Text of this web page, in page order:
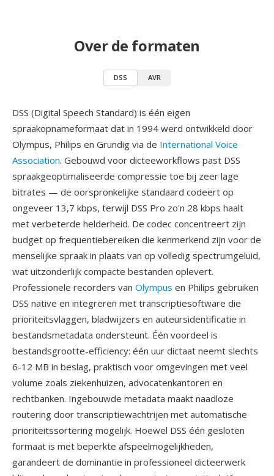
Over de formaten
DSS AVR
DSS (Digital Speech Standard) is één eigen
spraakopnameformaat dat in 1994 werd ontwikkeld door
Olympus, Philips en Grundig via de International Voice
Association. Gebouwd voor dicteeworkflows past DSS
spraakgeoptimaliseerde compressie toe bij zeer lage
bitrates — de oorspronkelijke standaard codeert op
ongeveer 13,7 kbps, terwijl DSS Pro zo'n 28 kbps haalt
met verbeterde helderheid. De codec concentreert zijn
budget op frequentiebereiken die kenmerkend zijn voor de
menselijke spraak in plaats van op volledig spectrumgeluid,
wat uitzonderlijk compacte bestanden oplevert.
Professionele recorders van Olympus en Philips gebruiken
DSS native en integreren met transcriptiesoftware die
prioriteitsvlaggen, bladwijzers en auteursidentificatie in
bestandsmetadata ondersteunt. Één voordeel is
bestandsgrootte-efficiency: één uur dictaat neemt slechts
6-12 MB in beslag, praktisch voor omgevingen met veel
volume zoals ziekenhuizen, advocatenkantoren en
rechtbanken. Ingebouwde metadata maakt naadloze
routering door transcriptiewachtrijen met automatische
prioriteitssortering mogelijk. Hoewel DSS één gesloten
formaat is met beperkte afspeelmogelijkheden,
garandeert de dominantie in professioneel dicteerwerk